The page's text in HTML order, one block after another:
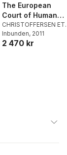
The European
Court of Human
Rights between
Law and Politics
CHRISTOFFERSEN ET
AL,Jonas
Christoffersen
Inbunden, 2011
2 470 kr